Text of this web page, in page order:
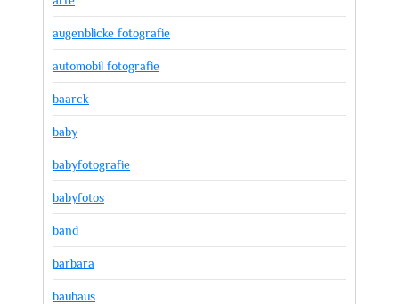
augenblicke fotografie
automobil fotografie
baarck
baby
babyfotografie
babyfotos
band
barbara
bauhaus